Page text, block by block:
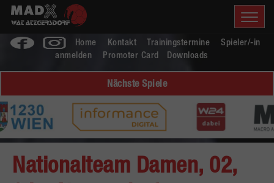
Home Kontakt Trainingstermine
Spieler/-in
anmelden
Promoter Card Downloads
Nächste Spiele
Nationalteam Damen, 02,